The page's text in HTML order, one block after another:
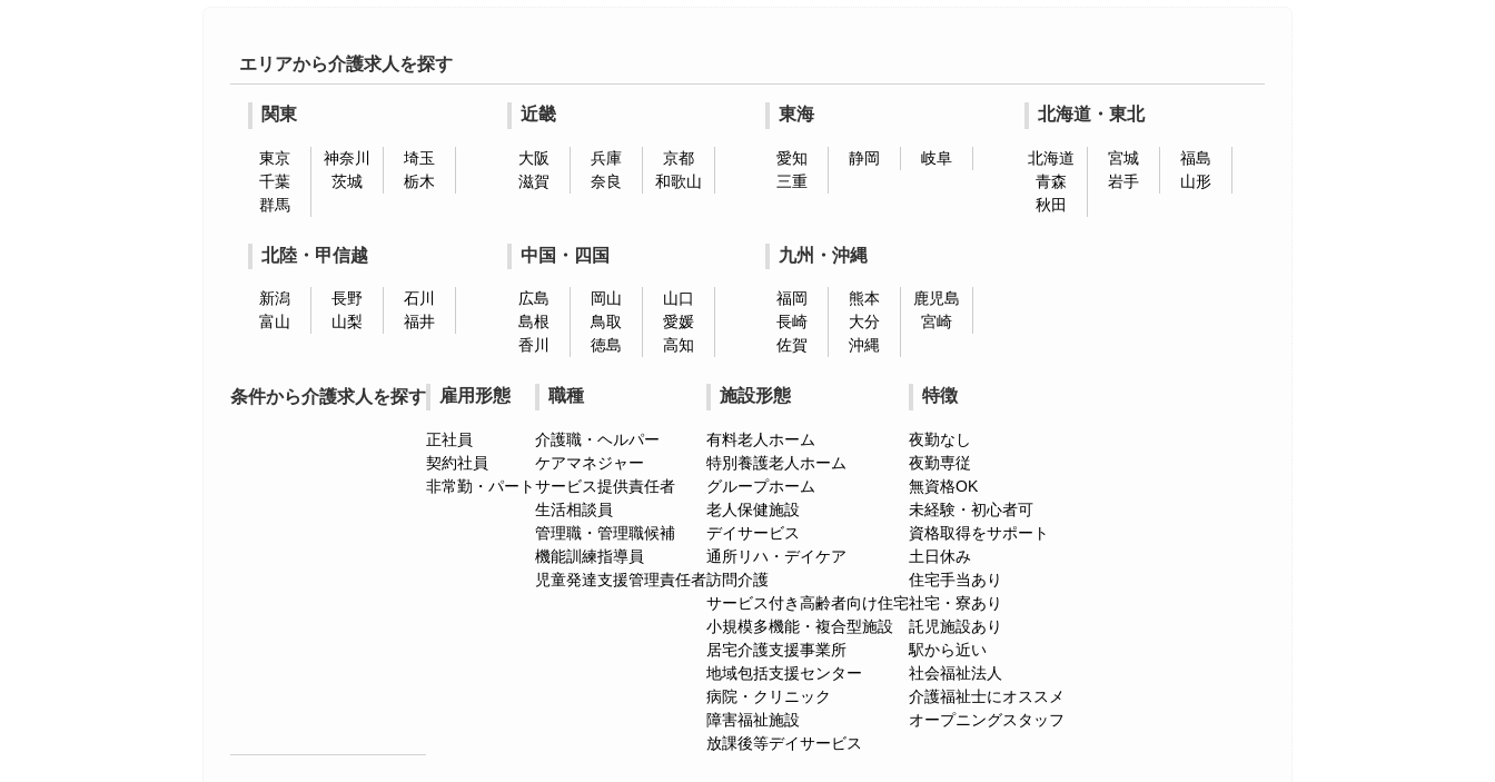
エリアから介護求人を探す
関東
東京 神奈川
埼玉
千葉
茨城
栃木
群馬
近畿
大阪 兵庫
京都
滋賀
奈良 和歌山
東海
愛知 静岡
岐阜
三重
北海道・東北
北海道 宮城
福島
青森
岩手
山形
秋田
北陸・甲信越
新潟 長野
石川
富山
山梨 福井
中国・四国
広島 岡山
山口
島根
鳥取
愛媛
香川
徳島 高知
九州・沖縄
福岡 熊本
鹿児島
長崎
大分
宮崎
佐賀
沖縄
条件から介護求人を探す 雇用形態
正社員
契約社員
非常勤・パート
職種
介護職・ヘルパー
ケアマネジャー
サービス提供責任者
生活相談員
管理職・管理職候補
機能訓練指導員
児童発達支援管理責任者
施設形態
有料老人ホーム
特別養護老人ホーム
グループホーム
老人保健施設
デイサービス
通所リハ・デイケア
訪問介護
サービス付き高齢者向け住宅
小規模多機能・複合型施設
居宅介護支援事業所
地域包括支援センター
病院・クリニック
障害福祉施設
放課後等デイサービス
特徴
夜勤なし
夜勤専従
無資格OK
未経験・初心者可
資格取得をサポート
土日休み
住宅手当あり
社宅・寮あり
託児施設あり
駅から近い
社会福祉法人
介護福祉士にオススメ
オープニングスタッフ